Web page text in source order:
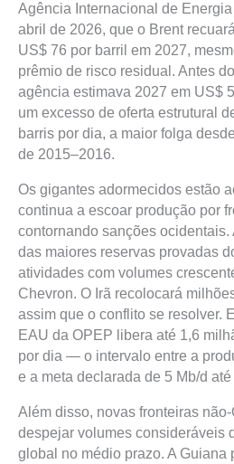
Agência Internacional de
abril de 2026, que o Brent
US$ 76 por barril em 2027,
prêmio de risco residual. Antes
agência estimava 2027 em US$
um excesso de oferta estrutural
barris por dia, a maior folga
de 2015–2016.
Os gigantes adormecidos estão
continua a escoar produção por
contornando sanções ocidentais.
das maiores reservas provadas
atividades com volumes
Chevron. O Irã recolocará
assim que o conflito se resolver.
EAU da OPEP libera até 1,6
por dia — o intervalo entre a
e a meta declarada de 5 Mb/d até
Além disso, novas fronteiras
despejar volumes consideráveis
global no médio prazo. A Guiana